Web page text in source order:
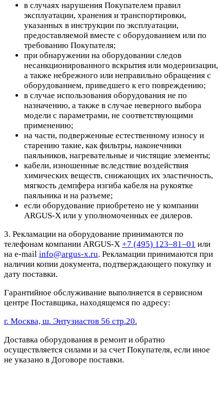
в случаях нарушения Покупателем правил
эксплуатации, хранения и транспортировки,
указанных в инструкции по эксплуатации,
предоставляемой вместе с оборудованием или по
требованию Покупателя;
при обнаружении на оборудовании следов
несанкционированного вскрытия или модернизации,
а также небрежного или неправильно обращения с
оборудованием, приведшего к его повреждению;
в случае использования оборудования не по
назначению, а также в случае неверного выбора
модели с параметрами, не соответствующими
применению;
на части, подверженные естественному износу и
старению такие, как фильтры, наконечники
паяльников, нагревательные и чистящие элементы;
кабели, изношенные вследствие воздействия
химических веществ, снижающих их эластичность,
мягкость демпфера изгиба кабеля на рукоятке
паяльника и на разъеме;
если оборудование приобретено не у компании
ARGUS-X или у уполномоченных ее дилеров.
3. Рекламации на оборудование принимаются по
телефонам компании ARGUS-X +7 (495) 123–81–01 или
на e-mail info@argus-x.ru. Рекламации принимаются при
наличии копии документа, подтверждающего покупку и
дату поставки.
Гарантийное обслуживание выполняется в сервисном
центре Поставщика, находящемся по адресу:
г. Москва, ш. Энтузиастов 56 стр.20.
Доставка оборудования в ремонт и обратно
осуществляется силами и за счет Покупателя, если иное
не указано в Договоре поставки.